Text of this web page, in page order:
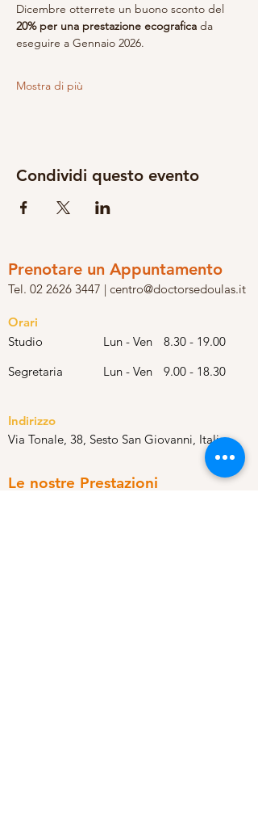
Dicembre otterrete un buono sconto del
20% per una prestazione ecografica da
eseguire a Gennaio 2026.
Mostra di più
Condividi questo evento
Prenotare un Appuntamento
Tel. 02 2626 3447 | centro@doctorsedoulas.it
Orari
Studio
Lun - Ven
8.30 - 19.00
Segretaria
Lun - Ven 9.00 - 18.30
Indirizzo
Via Tonale, 38, Sesto San Giovanni, Italia
Le nostre Prestazioni